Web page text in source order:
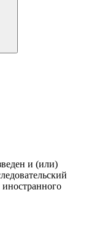
и (или)
иностранного